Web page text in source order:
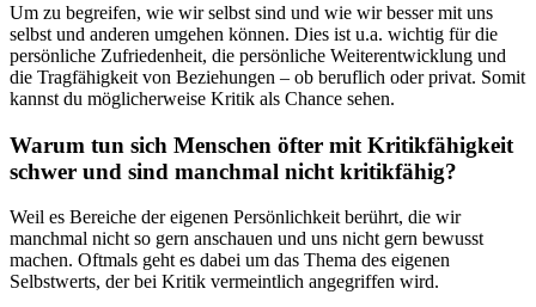
Um zu begreifen, wie wir selbst sind und wie wir besser mit uns
selbst und anderen umgehen können. Dies ist u.a. wichtig für die
persönliche Zufriedenheit, die persönliche Weiterentwicklung und
die Tragfähigkeit von Beziehungen – ob beruflich oder privat. Somit
kannst du möglicherweise Kritik als Chance sehen.
Warum tun sich Menschen öfter mit Kritikfähigkeit
schwer und sind manchmal nicht kritikfähig?
Weil es Bereiche der eigenen Persönlichkeit berührt, die wir
manchmal nicht so gern anschauen und uns nicht gern bewusst
machen. Oftmals geht es dabei um das Thema des eigenen
Selbstwerts, der bei Kritik vermeintlich angegriffen wird.